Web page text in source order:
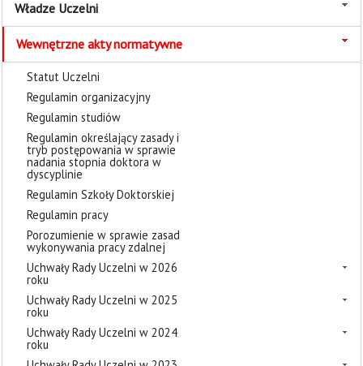
Władze Uczelni
Wewnętrzne akty normatywne
Statut Uczelni
Regulamin organizacyjny
Regulamin studiów
Regulamin określający zasady i
tryb postępowania w sprawie
nadania stopnia doktora w
dyscyplinie
Regulamin Szkoły Doktorskiej
Regulamin pracy
Porozumienie w sprawie zasad
wykonywania pracy zdalnej
Uchwały Rady Uczelni w 2026
roku
Uchwały Rady Uczelni w 2025
roku
Uchwały Rady Uczelni w 2024
roku